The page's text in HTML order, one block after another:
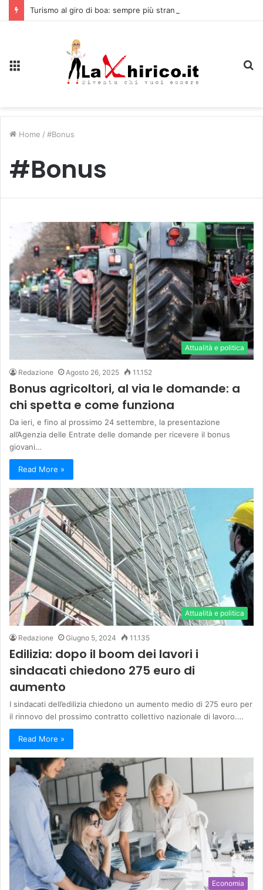
Turismo al giro di boa: sempre più stranieri in Riviera
Home / #Bonus
#Bonus
Attualità e politica
Redazione Agosto 26, 2025 11.152
Bonus agricoltori, al via le domande: a
chi spetta e come funziona
Da ieri, e fino al prossimo 24 settembre, la presentazione
all’Agenzia delle Entrate delle domande per ricevere il bonus
giovani…
Read More »
Attualità e politica
Redazione Giugno 5, 2024 11.135
Edilizia: dopo il boom dei lavori i
sindacati chiedono 275 euro di
aumento
I sindacati dell’edilizia chiedono un aumento medio di 275 euro per
il rinnovo del prossimo contratto collettivo nazionale di lavoro.…
Read More »
Economia